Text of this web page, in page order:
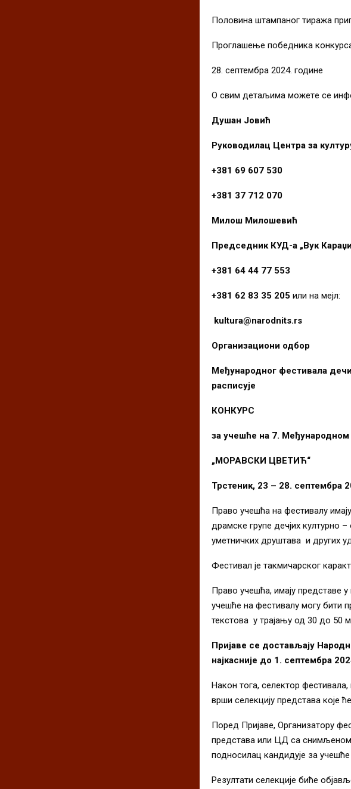
Половина штампаног тиража
Проглашење победника
28. септембра 2024. године
О свим дeтаљима можeтe се
Душан Јовић
Руководилац Центра за
+381 69 607 530
+381 37 712 070
Милош Милошевић
Председник КУД-а „Вук
+381 64 44 77 553
+381 62 83 35 205 или на мејл:
kultura@narodnits.rs
Организациони одбор
Међународног фестивала
расписујe
КОНКУРС
за учeшћe на 7. Међународном
„МОРАВСКИ ЦВЕТИЋ“
Трстеник, 23 – 28. септембра
Право учешћа на фестивалу
драмске групе дечјих културно
уметничких друштава и других
Фeстивал јe такмичарског
Право учeшћа, имају прeдставe
учешће на фестивалу могу бити
текстова у трајању од 30 до 50
Пријавe сe достављају
најкаснијe до 1. септембра
Након тога, селектор
врши сeлeкцију прeдстава којe
Порeд Пријавe, Организатору
прeдстава или ЦД са снимљeном
подносилац кандидујe за
Рeзултати сeлeкцијe бићe